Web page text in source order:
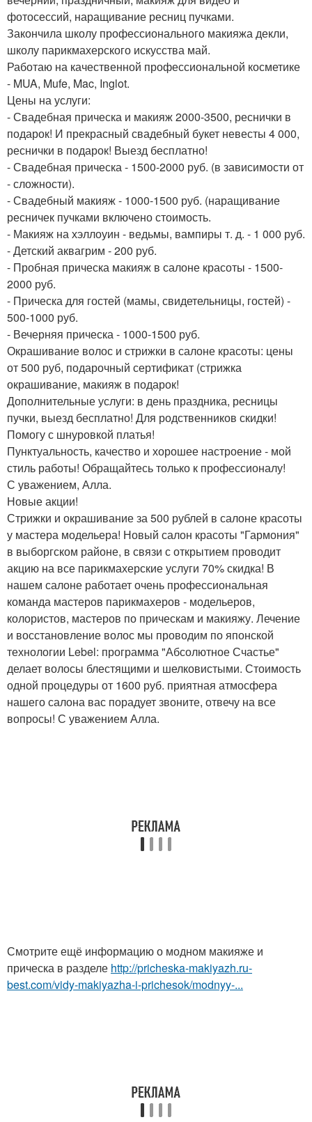
фотосессий, наращивание ресниц пучками.
Закончила школу профессионального макияжа декли,
школу парикмахерского искусства май.
Работаю на качественной профессиональной косметике
- MUA, Mufe, Mac, Inglot.
Цены на услуги:
- Свадебная прическа и макияж 2000-3500, реснички в
подарок! И прекрасный свадебный букет невесты 4 000,
реснички в подарок! Выезд бесплатно!
- Свадебная прическа - 1500-2000 руб. (в зависимости от
- сложности).
- Свадебный макияж - 1000-1500 руб. (наращивание
ресничек пучками включено стоимость.
- Макияж на хэллоуин - ведьмы, вампиры т. д. - 1 000 руб.
- Детский аквагрим - 200 руб.
- Пробная прическа макияж в салоне красоты - 1500-
2000 руб.
- Прическа для гостей (мамы, свидетельницы, гостей) -
500-1000 руб.
- Вечерняя прическа - 1000-1500 руб.
Окрашивание волос и стрижки в салоне красоты: цены
от 500 руб, подарочный сертификат (стрижка
окрашивание, макияж в подарок!
Дополнительные услуги: в день праздника, ресницы
пучки, выезд бесплатно! Для родственников скидки!
Помогу с шнуровкой платья!
Пунктуальность, качество и хорошее настроение - мой
стиль работы! Обращайтесь только к профессионалу!
С уважением, Алла.
Новые акции!
Стрижки и окрашивание за 500 рублей в салоне красоты
у мастера модельера! Новый салон красоты "Гармония"
в выборгском районе, в связи с открытием проводит
акцию на все парикмахерские услуги 70% скидка! В
нашем салоне работает очень профессиональная
команда мастеров парикмахеров - модельеров,
колористов, мастеров по прическам и макияжу. Лечение
и восстановление волос мы проводим по японской
технологии Lebel: программа "Абсолютное Счастье"
делает волосы блестящими и шелковистыми. Стоимость
одной процедуры от 1600 руб. приятная атмосфера
нашего салона вас порадует звоните, отвечу на все
вопросы! С уважением Алла.
Смотрите ещё информацию о модном макияже и
прическа в разделе http://pricheska-makiyazh.ru-
best.com/vidy-makiyazha-i-prichesok/modnyy-...